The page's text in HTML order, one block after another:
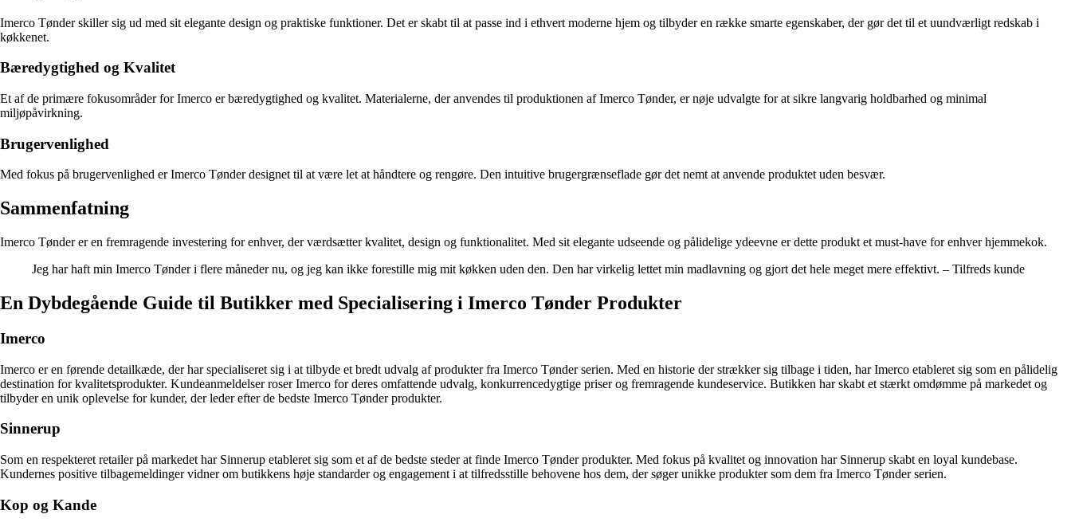
Imerco Tønder skiller sig ud med sit elegante design og praktiske funktioner. Det er skabt til at passe ind i ethvert moderne hjem og tilbyder en række smarte egenskaber, der gør det til et uundværligt redskab i
køkkenet.
Bæredygtighed og Kvalitet
Et af de primære fokusområder for Imerco er bæredygtighed og kvalitet. Materialerne, der anvendes til produktionen af Imerco Tønder, er nøje udvalgte for at sikre langvarig holdbarhed og minimal
miljøpåvirkning.
Brugervenlighed
Med fokus på brugervenlighed er Imerco Tønder designet til at være let at håndtere og rengøre. Den intuitive brugergrænseflade gør det nemt at anvende produktet uden besvær.
Sammenfatning
Imerco Tønder er en fremragende investering for enhver, der værdsætter kvalitet, design og funktionalitet. Med sit elegante udseende og pålidelige ydeevne er dette produkt et must-have for enhver hjemmekok.
Jeg har haft min Imerco Tønder i flere måneder nu, og jeg kan ikke forestille mig mit køkken uden den. Den har virkelig lettet min madlavning og gjort det hele meget mere effektivt. – Tilfreds kunde
En Dybdegående Guide til Butikker med Specialisering i Imerco Tønder Produkter
Imerco
Imerco er en førende detailkæde, der har specialiseret sig i at tilbyde et bredt udvalg af produkter fra Imerco Tønder serien. Med en historie der strækker sig tilbage i tiden, har Imerco etableret sig som en pålidelig
destination for kvalitetsprodukter. Kundeanmeldelser roser Imerco for deres omfattende udvalg, konkurrencedygtige priser og fremragende kundeservice. Butikken har skabt et stærkt omdømme på markedet og
tilbyder en unik oplevelse for kunder, der leder efter de bedste Imerco Tønder produkter.
Sinnerup
Som en respekteret retailer på markedet har Sinnerup etableret sig som et af de bedste steder at finde Imerco Tønder produkter. Med fokus på kvalitet og innovation har Sinnerup skabt en loyal kundebase.
Kundernes positive tilbagemeldinger vidner om butikkens høje standarder og engagement i at tilfredsstille behovene hos dem, der søger unikke produkter som dem fra Imerco Tønder serien.
Kop og Kande